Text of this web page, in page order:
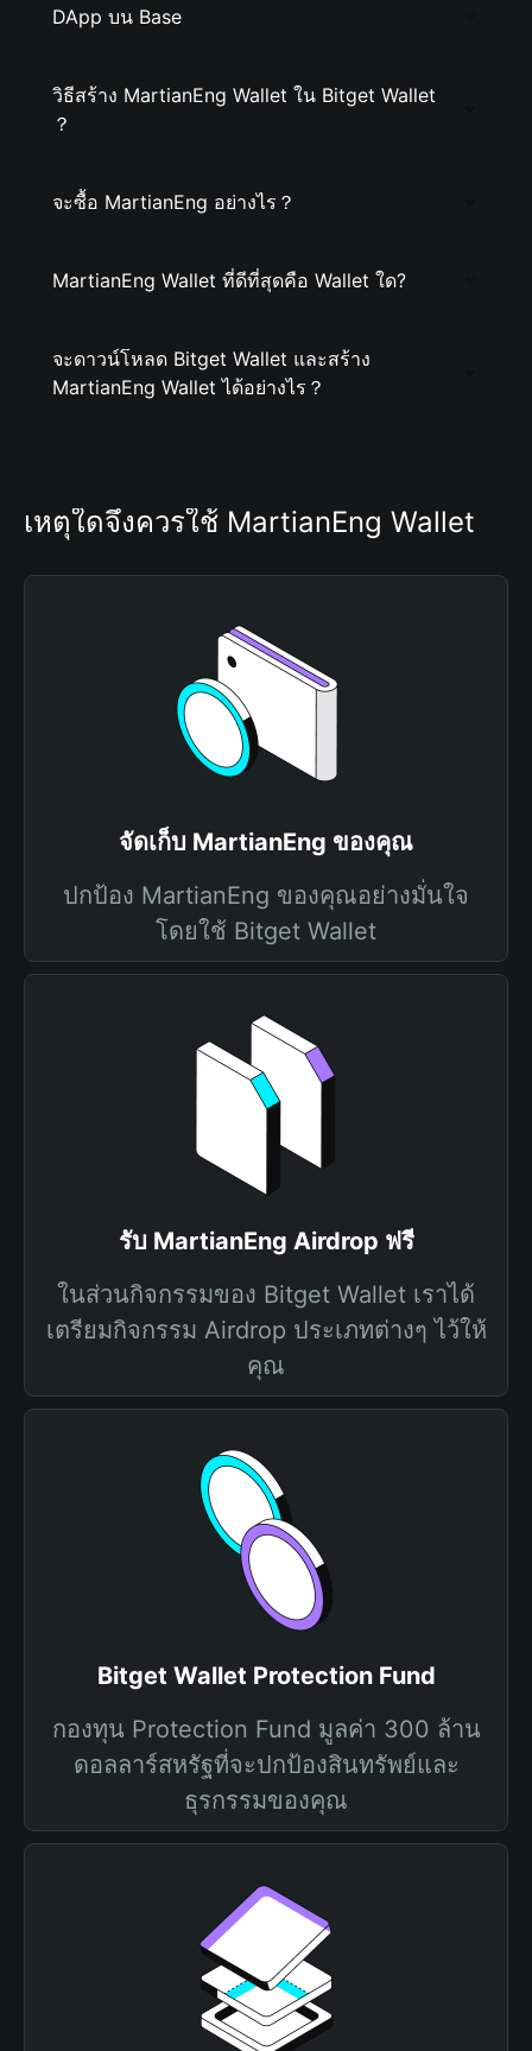
DApp บน Base
วิธีสร้าง MartianEng Wallet ใน Bitget Wallet
？
จะซื้อ MartianEng อย่างไร？
MartianEng Wallet ที่ดีที่สุดคือ Wallet ใด?
จะดาวน์โหลด Bitget Wallet และสร้าง
MartianEng Wallet ได้อย่างไร？
เหตุใดจึงควรใช้ MartianEng Wallet
จัดเก็บ MartianEng ของคุณ
ปกป้อง MartianEng ของคุณอย่างมั่นใจ
โดยใช้ Bitget Wallet
รับ MartianEng Airdrop ฟรี
ในส่วนกิจกรรมของ Bitget Wallet เราได้
เตรียมกิจกรรม Airdrop ประเภทต่างๆ ไว้ให้
คุณ
Bitget Wallet Protection Fund
กองทุน Protection Fund มูลค่า 300 ล้าน
ดอลลาร์สหรัฐที่จะปกป้องสินทรัพย์และ
ธุรกรรมของคุณ